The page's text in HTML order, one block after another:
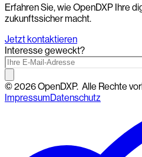
Erfahren Sie, wie OpenDXP Ihre
zukunftssicher macht.
Jetzt kontaktieren
Interesse geweckt?
©2026OpenDXP. Alle Rechte
ImpressumDatenschutz